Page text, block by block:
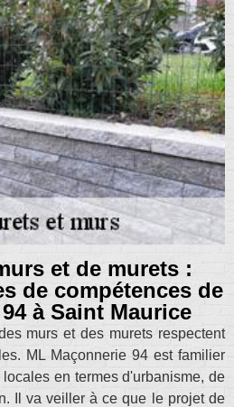
et de murets :
de compétences de
à Saint Maurice
murs et des murets respectent
ML Maçonnerie 94 est familier
en termes d'urbanisme, de
Il va veiller à ce que le projet de